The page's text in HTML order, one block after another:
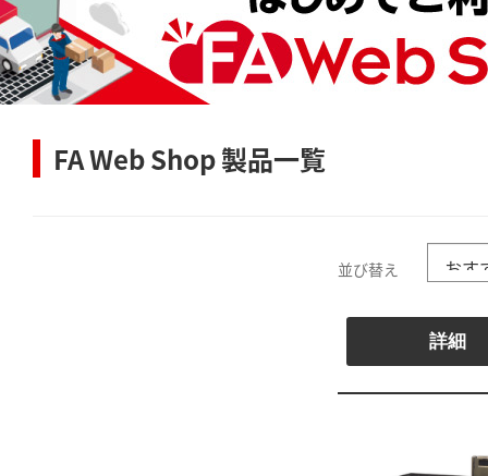
FA Web Shop 製品一覧
並び替え
詳細